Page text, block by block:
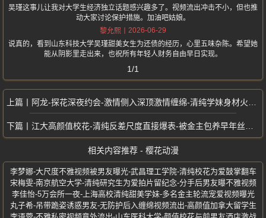
吴瑾这事儿让我对大学生经济独立话题感兴趣多了。视频流出冲击不小，但也推
动大家讨论保护措施。加油吧姑娘。
黎允熙
2026-06-29
说真的，看到山东科技大学吴瑾甜美女生为还债的经历，心里五味杂陈。希望她
能从阴影里走出来，也祝所有年轻人财务自由早日实现。
1/1
阿龙-探花深夜约会-激情侧入深顶激情缠绵-清纯学妹身材火爆热情奔放
江大高颜值校花-清纯反差尺度直接爆表-被金主包养早年丝足视频流出
相关内容推荐 - 樱花动漫
李梦娜-大尺度不雅视频被男友曝光-武昌理工学院-清纯校花为爱鼓掌翻车
宋梅雯-南京航空大学-清纯研究生为爱拍片留纪念-分手后男友曝不雅视频
李佳怡-5万会所一夜-上海高校清纯甜美学妹-多名金主轮流宠爱视频曝光
丸子希-吊带跪姿诱惑男友-无防护后入缠绵视频流出-高颜值加拿大留学生